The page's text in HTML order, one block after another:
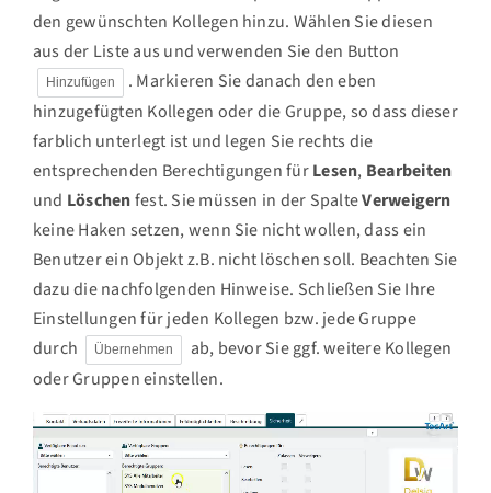
den gewünschten Kollegen hinzu. Wählen Sie diesen
aus der Liste aus und verwenden Sie den Button
Hinzufügen
. Markieren Sie danach den eben
hinzugefügten Kollegen oder die Gruppe, so dass dieser
farblich unterlegt ist und legen Sie rechts die
entsprechenden Berechtigungen fürLesen, Bearbeiten
und Löschenfest. Sie müssen in der SpalteVerweigern
keine Haken setzen, wenn Sie nicht wollen, dass ein
Benutzer ein Objekt z.B. nicht löschen soll. Beachten Sie
dazu die nachfolgenden Hinweise. Schließen Sie Ihre
Einstellungen für jeden Kollegen bzw. jede Gruppe
durch
Übernehmen
ab, bevor Sie ggf. weitere Kollegen
oder Gruppen einstellen.